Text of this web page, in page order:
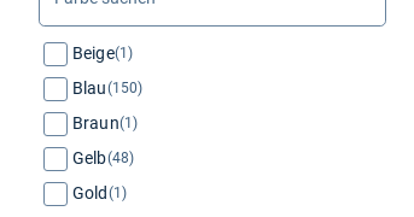
Beige(1)
Blau(150)
Braun(1)
Gelb(48)
Gold (1)